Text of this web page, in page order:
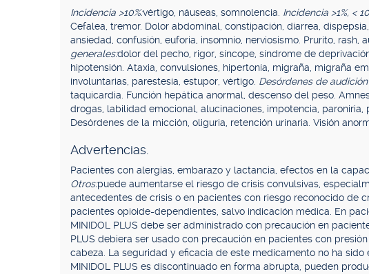
Incidencia >10%:vértigo, náuseas, somnolencia. Incidencia >1%, <
Cefalea, tremor. Dolor abdominal, constipación, diarrea,
ansiedad, confusión, euforia, insomnio, nerviosismo. Prurito, rash,
generales:dolor del pecho, rigor, síncope, síndrome de
hipotensión. Ataxia, convulsiones, hipertonía, migraña, migraña
involuntarias, parestesia, estupor, vértigo. Desórdenes de
taquicardia. Función hepática anormal, descenso del peso.
drogas, labilidad emocional, alucinaciones, impotencia, paroniria,
Desórdenes de la micción, oliguria, retención urinaria. Visión
Advertencias.
Pacientes con alergias, embarazo y lactancia, efectos en la
Otros:puede aumentarse el riesgo de crisis convulsivas,
antecedentes de crisis o en pacientes con riesgo reconocido de
pacientes opioide-dependientes, salvo indicación médica. En
MINIDOL PLUS debe ser administrado con precaución en
PLUS debiera ser usado con precaución en pacientes con
cabeza. La seguridad y eficacia de este medicamento no ha sido
MINIDOL PLUS es discontinuado en forma abrupta, pueden